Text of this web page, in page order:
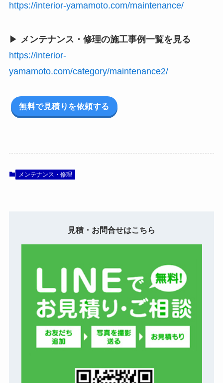
https://interior-yamamoto.com/maintenance/
▶ メンテナンス・修理の施工事例一覧を見る
https://interior-
yamamoto.com/category/maintenance2/
無料で見積りを依頼する
メンテナンス・修理
見積・お問合せはこちら